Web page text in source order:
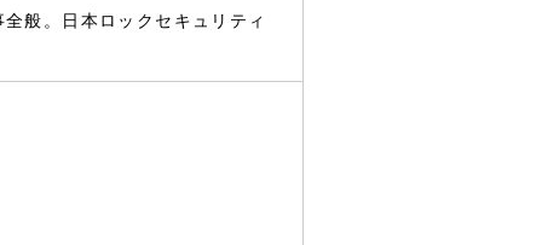
般。日本ロックセキュリティ